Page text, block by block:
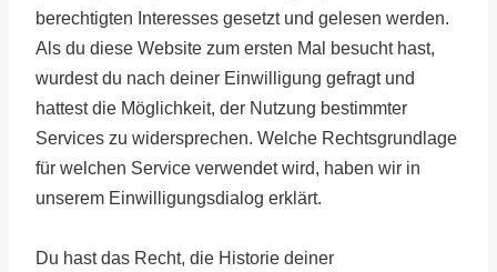
berechtigten Interesses gesetzt und gelesen werden.
Als du diese Website zum ersten Mal besucht hast,
wurdest du nach deiner Einwilligung gefragt und
hattest die Möglichkeit, der Nutzung bestimmter
Services zu widersprechen. Welche Rechtsgrundlage
für welchen Service verwendet wird, haben wir in
unserem Einwilligungsdialog erklärt.
Du hast das Recht, die Historie deiner